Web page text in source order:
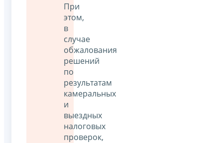
При
этом,
в
случае
обжалования
решений
по
результатам
камеральных
и
выездных
налоговых
проверок,